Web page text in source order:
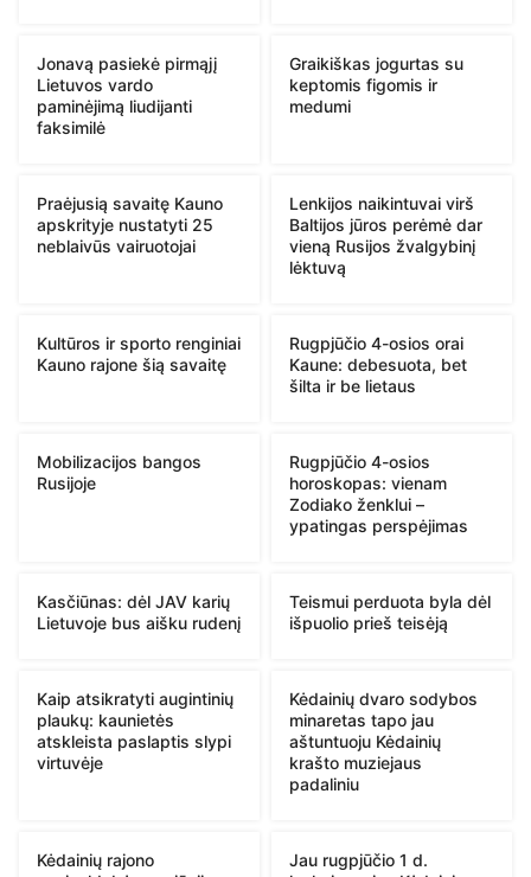
Jonavą pasiekė pirmąjį
Lietuvos vardo
paminėjimą liudijanti
faksimilė
Graikiškas jogurtas su
keptomis figomis ir
medumi
Praėjusią savaitę Kauno
apskrityje nustatyti 25
neblaivūs vairuotojai
Lenkijos naikintuvai virš
Baltijos jūros perėmė dar
vieną Rusijos žvalgybinį
lėktuvą
Kultūros ir sporto renginiai
Kauno rajone šią savaitę
Rugpjūčio 4-osios orai
Kaune: debesuota, bet
šilta ir be lietaus
Mobilizacijos bangos
Rusijoje
Rugpjūčio 4-osios
horoskopas: vienam
Zodiako ženklui –
ypatingas perspėjimas
Kasčiūnas: dėl JAV karių
Lietuvoje bus aišku rudenį
Teismui perduota byla dėl
išpuolio prieš teisėją
Kaip atsikratyti augintinių
plaukų: kaunietės
atskleista paslaptis slypi
virtuvėje
Kėdainių dvaro sodybos
minaretas tapo jau
aštuntuoju Kėdainių
krašto muziejaus
padaliniu
Kėdainių rajono
Jau rugpjūčio 1 d.